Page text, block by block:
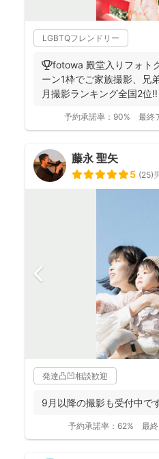
LGBTQフレンドリー
🏆fotowa 殿堂入りフォト
ーン1枠でご家族撮影、兄
月撮影ランキング全国2位
予約承諾率： 90% 最終
藤永 聖矢
5 (25)
発達凸凹相談歓迎
9月以降の撮影も受付中で
予約承諾率： 62% 最